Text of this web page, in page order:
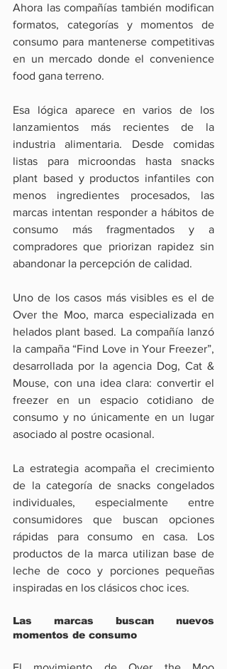
Ahora las compañías también modifican
formatos, categorías y momentos de
consumo para mantenerse competitivas
en un mercado donde el convenience
food gana terreno.
Esa lógica aparece en varios de los
lanzamientos más recientes de la
industria alimentaria. Desde comidas
listas para microondas hasta snacks
plant based y productos infantiles con
menos ingredientes procesados, las
marcas intentan responder a hábitos de
consumo más fragmentados y a
compradores que priorizan rapidez sin
abandonar la percepción de calidad.
Uno de los casos más visibles es el de
Over the Moo, marca especializada en
helados plant based. La compañía lanzó
la campaña “Find Love in Your Freezer”,
desarrollada por la agencia Dog, Cat &
Mouse, con una idea clara: convertir el
freezer en un espacio cotidiano de
consumo y no únicamente en un lugar
asociado al postre ocasional.
La estrategia acompaña el crecimiento
de la categoría de snacks congelados
individuales, especialmente entre
consumidores que buscan opciones
rápidas para consumo en casa. Los
productos de la marca utilizan base de
leche de coco y porciones pequeñas
inspiradas en los clásicos choc ices.
Las marcas buscan nuevos
momentos de consumo